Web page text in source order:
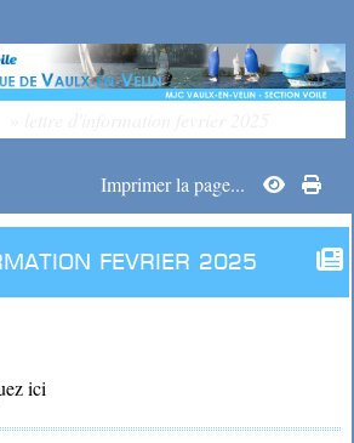
Imprimer la page...
fevrier 2025
ici